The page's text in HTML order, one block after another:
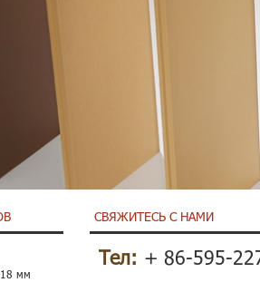
мм
СВЯЖИТЕСЬ С НАМИ
Тел: + 86-595-